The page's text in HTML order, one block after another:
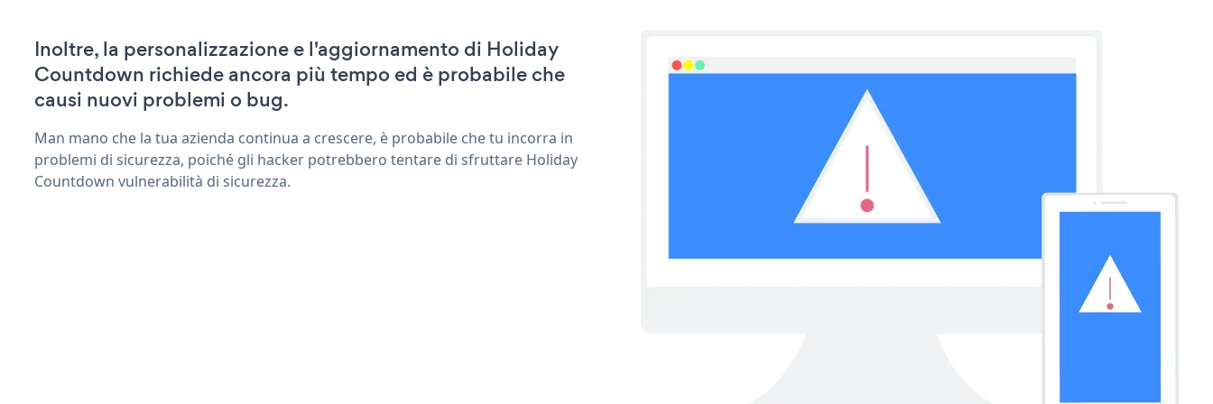
Inoltre, la personalizzazione e l'aggiornamento di Holiday
Countdown richiede ancora più tempo ed è probabile che
causi nuovi problemi o bug.
Man mano che la tua azienda continua a crescere, è probabile che tu incorra in
problemi di sicurezza, poiché gli hacker potrebbero tentare di sfruttare Holiday
Countdown vulnerabilità di sicurezza.